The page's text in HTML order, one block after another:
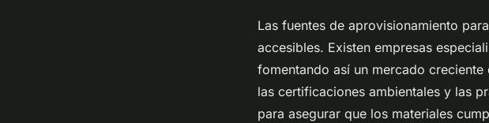
Las fuentes de aprovisionamiento
accesibles. Existen empresas
fomentando así un mercado
las certificaciones ambientales y las
para asegurar que los materiales